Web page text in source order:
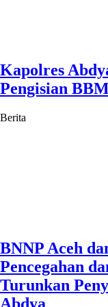
Kapolres
Pengisian
Berita
BNNP Aceh
Pencegahan
Turunkan